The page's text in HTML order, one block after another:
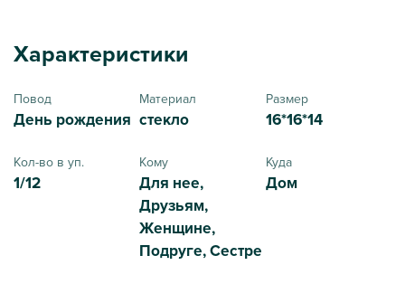
Характеристики
Повод
День рождения
Материал
стекло
Размер
16*16*14
Кол-во в уп.
1/12
Кому
Для нее,
Друзьям,
Женщине,
Подруге, Сестре
Куда
Дом